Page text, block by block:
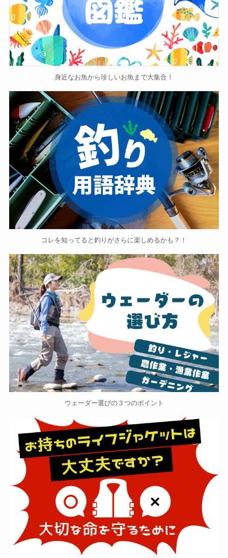
身近なお魚から珍しいお魚まで大集合！
コレを知ってると釣りがさらに楽しめるかも？！
ウェーダー選びの３つのポイント